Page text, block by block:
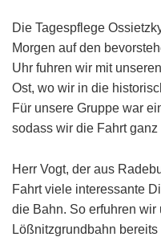
Die Tagespflege
Morgen auf den
Uhr fuhren wir mit
Ost, wo wir in die
Für unsere Gruppe war
sodass wir die Fahrt
Herr Vogt, der aus
Fahrt viele interessante
die Bahn. So erfuhren
Lößnitzgrundbahn